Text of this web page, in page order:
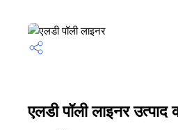
एलडी पॉली लाइनर उत्पाद